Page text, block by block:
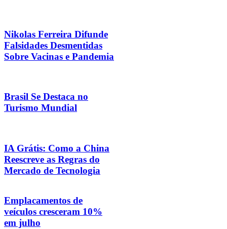
Nikolas Ferreira Difunde
Falsidades Desmentidas
Sobre Vacinas e Pandemia
Brasil Se Destaca no
Turismo Mundial
IA Grátis: Como a China
Reescreve as Regras do
Mercado de Tecnologia
Emplacamentos de
veículos cresceram 10%
em julho